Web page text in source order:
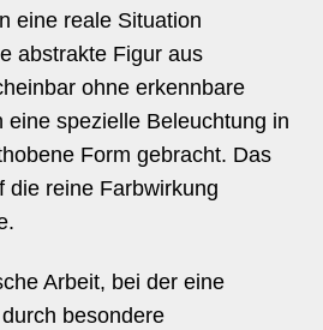
eine reale Situation
abstrakte Figur aus
ohne erkennbare
eine spezielle Beleuchtung in
Form gebracht. Das
die reine Farbwirkung
Arbeit, bei der eine
besondere